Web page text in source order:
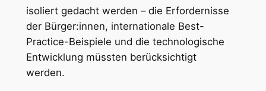
isoliert gedacht werden – die Erfordernisse
der Bürger:innen, internationale Best-
Practice-Beispiele und die technologische
Entwicklung müssten berücksichtigt
werden.